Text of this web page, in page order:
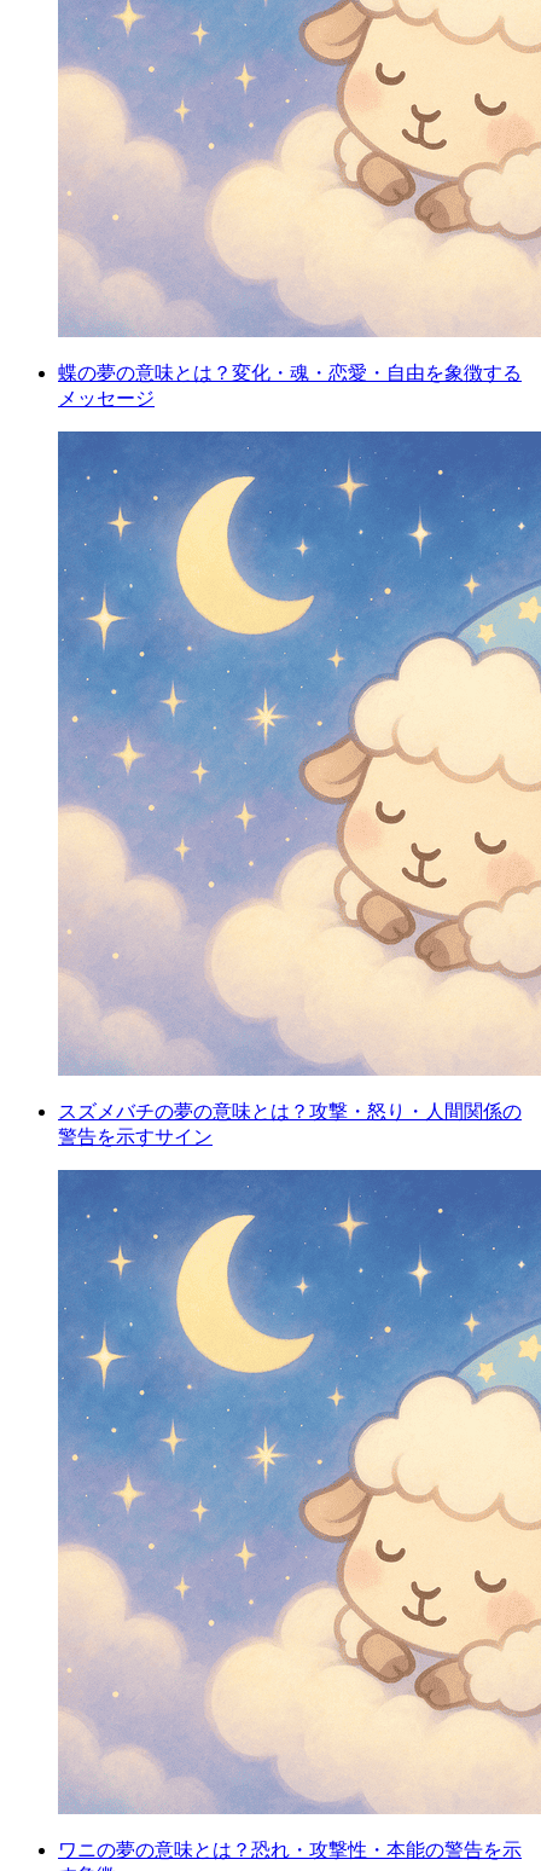
蝶の夢の意味とは？変化・魂・恋愛・自由を象徴する
メッセージ
スズメバチの夢の意味とは？攻撃・怒り・人間関係の
警告を示すサイン
ワニの夢の意味とは？恐れ・攻撃性・本能の警告を示